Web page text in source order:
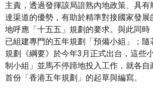
主責，透過發揮該局諳熟內地政策、具
達渠道的優勢，有助於精準對接國家發展
地呼應「十五五」規劃的要求。與此同時
已組建專門的五年規劃「預備小組」；隨
規劃《綱要》於今年3月正式出台，這些
制小組」並馬不停蹄地投入工作，就各自
首份「香港五年規劃」的起草與編寫。